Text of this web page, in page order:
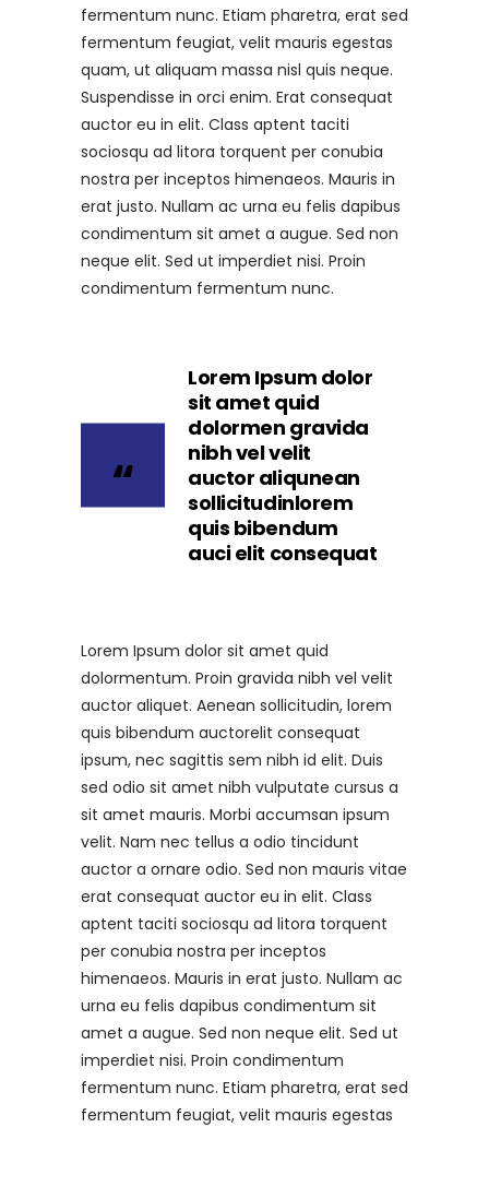
fermentum nunc. Etiam pharetra, erat sed
fermentum feugiat, velit mauris egestas
quam, ut aliquam massa nisl quis neque.
Suspendisse in orci enim. Erat consequat
auctor eu in elit. Class aptent taciti
sociosqu ad litora torquent per conubia
nostra per inceptos himenaeos. Mauris in
erat justo. Nullam ac urna eu felis dapibus
condimentum sit amet a augue. Sed non
neque elit. Sed ut imperdiet nisi. Proin
condimentum fermentum nunc.
Lorem Ipsum dolor
sit amet quid
dolormen gravida
nibh vel velit
auctor aliqunean
sollicitudinlorem
quis bibendum
auci elit consequat
Lorem Ipsum dolor sit amet quid
dolormentum. Proin gravida nibh vel velit
auctor aliquet. Aenean sollicitudin, lorem
quis bibendum auctorelit consequat
ipsum, nec sagittis sem nibh id elit. Duis
sed odio sit amet nibh vulputate cursus a
sit amet mauris. Morbi accumsan ipsum
velit. Nam nec tellus a odio tincidunt
auctor a ornare odio. Sed non mauris vitae
erat consequat auctor eu in elit. Class
aptent taciti sociosqu ad litora torquent
per conubia nostra per inceptos
himenaeos. Mauris in erat justo. Nullam ac
urna eu felis dapibus condimentum sit
amet a augue. Sed non neque elit. Sed ut
imperdiet nisi. Proin condimentum
fermentum nunc. Etiam pharetra, erat sed
fermentum feugiat, velit mauris egestas